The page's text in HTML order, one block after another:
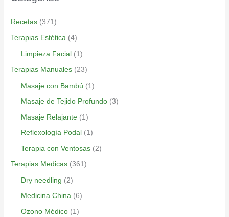
Recetas (371)
Terapias Estética (4)
Limpieza Facial (1)
Terapias Manuales (23)
Masaje con Bambú (1)
Masaje de Tejido Profundo (3)
Masaje Relajante (1)
Reflexología Podal (1)
Terapia con Ventosas (2)
Terapias Medicas (361)
Dry needling (2)
Medicina China (6)
Ozono Médico (1)